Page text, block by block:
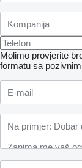
Molimo provjerite
formatu sa